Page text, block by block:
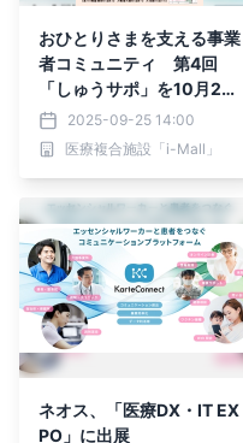
おひとりさまを支える事業
者コミュニティ 第4回
「しゅうサポ」を10月27
日に開催2025-09-25 14:00
医療複合施設「i-Mall」
ネオス、「医療DX・IT EX
PO」に出展